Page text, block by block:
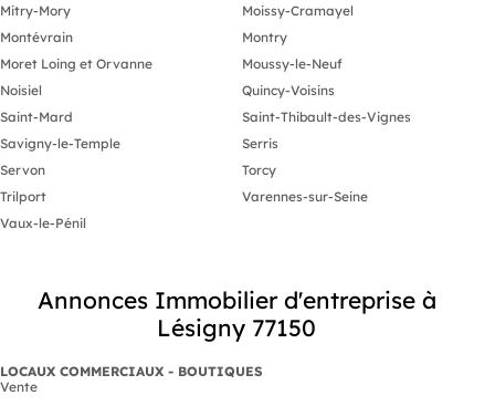
Mitry-Mory
Moissy-Cramayel
Montévrain
Montry
Moret Loing et Orvanne
Moussy-le-Neuf
Noisiel
Quincy-Voisins
Saint-Mard
Saint-Thibault-des-Vignes
Savigny-le-Temple
Serris
Servon
Torcy
Trilport
Varennes-sur-Seine
Vaux-le-Pénil
Annonces Immobilier d'entreprise à
Lésigny 77150
LOCAUX COMMERCIAUX - BOUTIQUES
Vente